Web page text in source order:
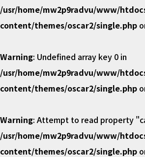
お知らせ 工事実
お問い合わせ
/usr/home/mw2p9radvu/www/
content/themes/oscar2/single.php
Warning: Undefined array key 0 in
/usr/home/mw2p9radvu/www/
content/themes/oscar2/single.php
Warning: Attempt to read property
/usr/home/mw2p9radvu/www/
content/themes/oscar2/single.php